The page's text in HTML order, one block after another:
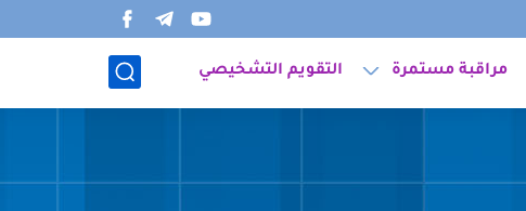
مراقبة مستمرة التقويم التشخيصي